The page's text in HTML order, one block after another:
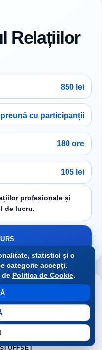
statistici și o
categorie accepți.
de Politica de Cookie.
Relațiilor
850 lei
cu participanții
180 ore
105 lei
profesionale și
de lucru.
OFFSET